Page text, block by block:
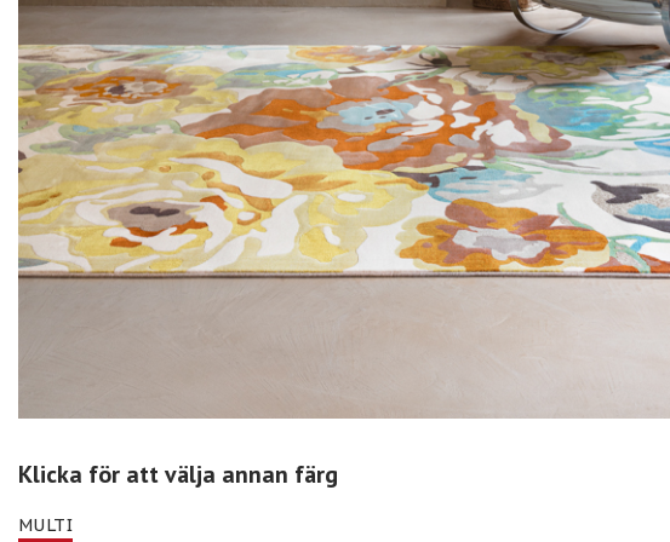
Klicka för att välja annan färg
MULTI